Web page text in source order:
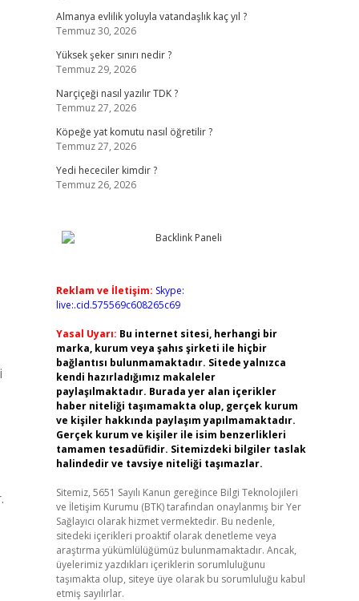
Almanya evlilik yoluyla vatandaşlık kaç yıl ?
Temmuz 30, 2026
Yüksek şeker sınırı nedir ?
Temmuz 29, 2026
Narçiçeği nasıl yazılır TDK ?
Temmuz 27, 2026
Köpeğe yat komutu nasıl öğretilir ?
Temmuz 27, 2026
Yedi hececiler kimdir ?
Temmuz 26, 2026
Reklam ve İletişim: Skype:
live:.cid.575569c608265c69
Yasal Uyarı: Bu internet sitesi, herhangi bir
marka, kurum veya şahıs şirketi ile hiçbir
bağlantısı bulunmamaktadır. Sitede yalnızca
kendi hazırladığımız makaleler
paylaşılmaktadır. Burada yer alan içerikler
haber niteliği taşımamakta olup, gerçek kurum
ve kişiler hakkında paylaşım yapılmamaktadır.
Gerçek kurum ve kişiler ile isim benzerlikleri
tamamen tesadüfidir. Sitemizdeki bilgiler taslak
halindedir ve tavsiye niteliği taşımazlar.
Sitemiz, 5651 Sayılı Kanun gereğince Bilgi Teknolojileri
ve İletişim Kurumu (BTK) tarafından onaylanmış bir Yer
Sağlayıcı olarak hizmet vermektedir. Bu nedenle,
sitedeki içerikleri proaktif olarak denetleme veya
araştırma yükümlülüğümüz bulunmamaktadır. Ancak,
üyelerimiz yazdıkları içeriklerin sorumluluğunu
taşımakta olup, siteye üye olarak bu sorumluluğu kabul
etmiş sayılırlar.